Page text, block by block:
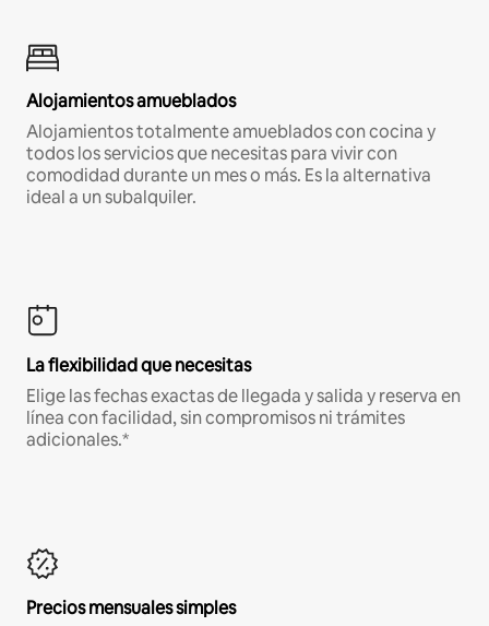
Alojamientos amueblados
Alojamientos totalmente amueblados con cocina y
todos los servicios que necesitas para vivir con
comodidad durante un mes o más. Es la alternativa
ideal a un subalquiler.
La flexibilidad que necesitas
Elige las fechas exactas de llegada y salida y reserva en
línea con facilidad, sin compromisos ni trámites
adicionales.*
Precios mensuales simples